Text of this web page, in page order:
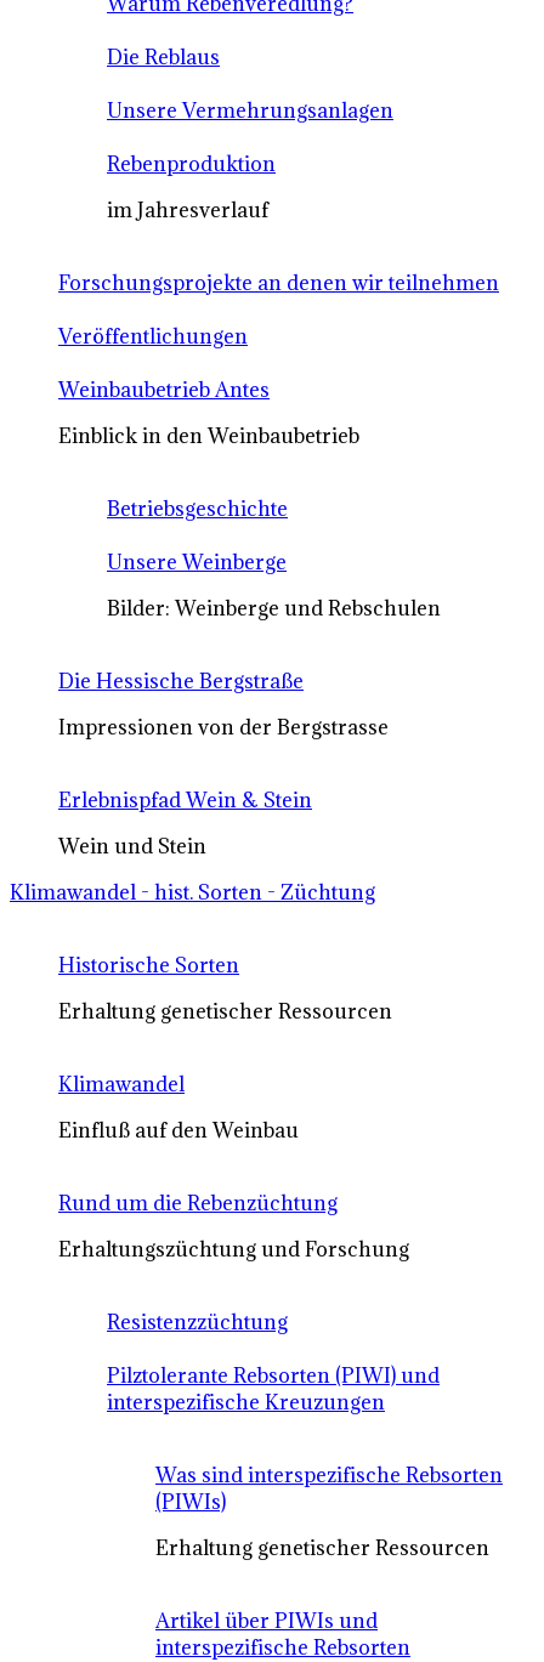
Die Reblaus
Unsere Vermehrungsanlagen
Rebenproduktion
im Jahresverlauf
Forschungsprojekte an denen wir teilnehmen
Veröffentlichungen
Weinbaubetrieb Antes
Einblick in den Weinbaubetrieb
Betriebsgeschichte
Unsere Weinberge
Bilder: Weinberge und Rebschulen
Die Hessische Bergstraße
Impressionen von der Bergstrasse
Erlebnispfad Wein & Stein
Wein und Stein
Klimawandel - hist. Sorten - Züchtung
Historische Sorten
Erhaltung genetischer Ressourcen
Klimawandel
Einfluß auf den Weinbau
Rund um die Rebenzüchtung
Erhaltungszüchtung und Forschung
Resistenzzüchtung
Pilztolerante Rebsorten (PIWI) und
interspezifische Kreuzungen
Was sind interspezifische Rebsorten
(PIWIs)
Erhaltung genetischer Ressourcen
Artikel über PIWIs und
interspezifische Rebsorten